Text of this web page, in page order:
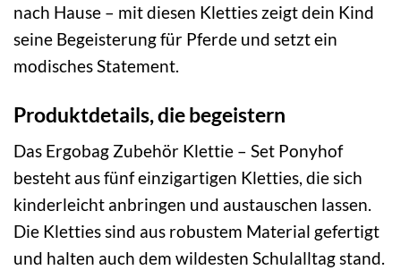
nach Hause – mit diesen Kletties zeigt dein Kind
seine Begeisterung für Pferde und setzt ein
modisches Statement.
Produktdetails, die begeistern
Das Ergobag Zubehör Klettie – Set Ponyhof
besteht aus fünf einzigartigen Kletties, die sich
kinderleicht anbringen und austauschen lassen.
Die Kletties sind aus robustem Material gefertigt
und halten auch dem wildesten Schulalltag stand.